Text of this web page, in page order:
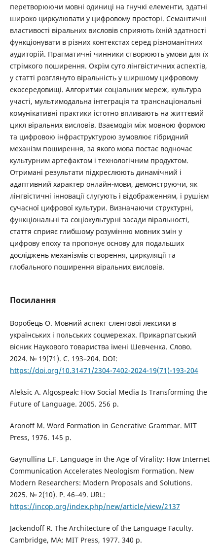
перетворюючи мовні одиниці на гнучкі елементи, здатні
широко циркулювати у цифровому просторі. Семантичні
властивості віральних висловів сприяють їхній здатності
функціонувати в різних контекстах серед різноманітних
аудиторій. Прагматичні чинники створюють умови для їх
стрімкого поширення. Окрім суто лінгвістичних аспектів,
у статті розглянуто віральність у ширшому цифровому
екосередовищі. Алгоритми соціальних мереж, культура
участі, мультимодальна інтеграція та транснаціональні
комунікативні практики істотно впливають на життєвий
цикл віральних висловів. Взаємодія між мовною формою
та цифровою інфраструктурою зумовлює гібридний
механізм поширення, за якого мова постає водночас
культурним артефактом і технологічним продуктом.
Отримані результати підкреслюють динамічний і
адаптивний характер онлайн-мови, демонструючи, як
лінгвістичні інновації слугують і відображенням, і рушієм
сучасної цифрової культури. Визначаючи структурні,
функціональні та соціокультурні засади віральності,
стаття сприяє глибшому розумінню мовних змін у
цифрову епоху та пропонує основу для подальших
досліджень механізмів створення, циркуляції та
глобального поширення віральних висловів.
Посилання
Воробець О. Мовний аспект сленгової лексики в
українських і польських соцмережах. Прикарпатський
вісник Наукового товариства імені Шевченка. Слово.
2024. № 19(71). С. 193–204. DOI:
https://doi.org/10.31471/2304-7402-2024-19(71)-193-204
Aleksic A. Algospeak: How Social Media Is Transforming the
Future of Language. 2005. 256 р.
Aronoff M. Word Formation in Generative Grammar. MIT
Press, 1976. 145 р.
Gaynullina L.F. Language in the Age of Virality: How Internet
Communication Accelerates Neologism Formation. New
Modern Researchers: Modern Proposals and Solutions.
2025. № 2(10). Р. 46–49. URL:
https://incop.org/index.php/new/article/view/2137
Jackendoff R. The Architecture of the Language Faculty.
Cambridge, MA: MIT Press, 1977. 340 р.